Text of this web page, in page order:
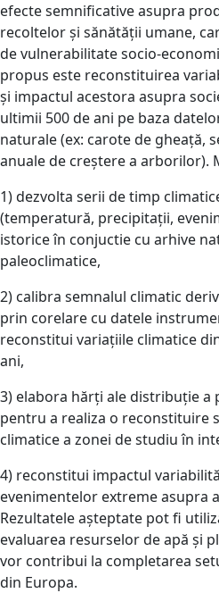
efecte semnificative asupra
recoltelor și sănătății umane,
de vulnerabilitate socio-
propus este reconstituirea
și impactul acestora asupra
ultimii 500 de ani pe baza
naturale (ex: carote de gheață,
anuale de creștere a arborilor).
1) dezvolta serii de timp
(temperatură, precipitații,
istorice în conjuctie cu arhive
paleoclimatice,
2) calibra semnalul climatic
prin corelare cu datele
reconstitui variațiile climatice
ani,
3) elabora hărți ale distribuție
pentru a realiza o reconstituire
climatice a zonei de studiu în
4) reconstitui impactul
evenimentelor extreme asupra
Rezultatele așteptate pot fi
evaluarea resurselor de apă și
vor contribui la completarea
din Europa.